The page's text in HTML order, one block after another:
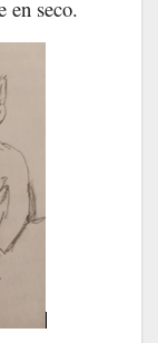
en seco.